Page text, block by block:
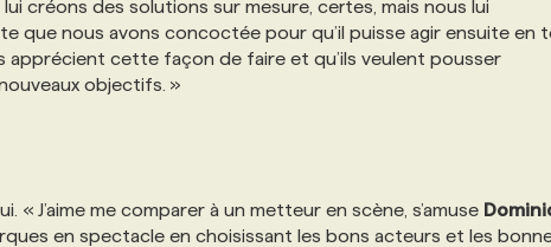
créons des solutions sur mesure, certes, mais nous lui
que nous avons concoctée pour qu’il puisse agir ensuite en
apprécient cette façon de faire et qu’ils veulent pousser
objectifs. »
« J’aime me comparer à un metteur en scène, s’amuse
en spectacle en choisissant les bons acteurs et les